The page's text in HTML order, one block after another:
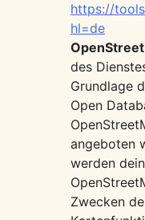
https://
hl=de
des
Grundlage
Open
angeboten
werden
Zwecken